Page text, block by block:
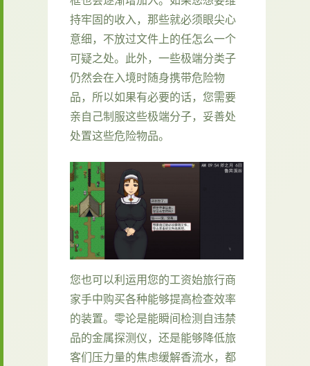
持牢固的收入，那些就必须眼尖心
意细，不放过文件上的任怎么一个
可疑之处。此外，一些极端分类子
仍然会在入境时随身携带危险物
品，所以如果有必要的话，您需要
亲自己制服这些极端分子，妥善处
处置这些危险物品。
您也可以利运用您的工资始旅行商
家手中购买各种能够提高检查效率
的装置。零论是能瞬间检测自违禁
品的金属探测仪，还是能够降低旅
客们压力量的焦虑缓解香流水，都